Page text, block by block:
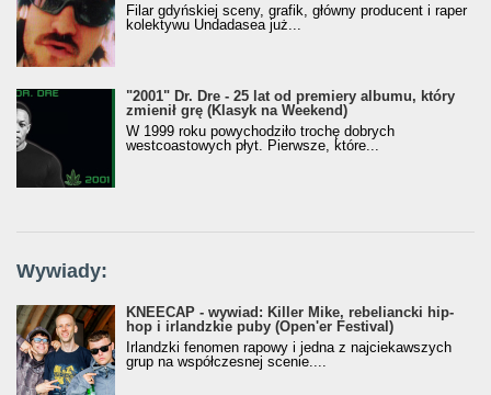
Filar gdyńskiej sceny, grafik, główny producent i raper
kolektywu Undadasea już...
"2001" Dr. Dre - 25 lat od premiery albumu, który
zmienił grę (Klasyk na Weekend)
W 1999 roku powychodziło trochę dobrych
westcoastowych płyt. Pierwsze, które...
Wywiady:
KNEECAP - wywiad: Killer Mike, rebeliancki hip-
hop i irlandzkie puby (Open'er Festival)
Irlandzki fenomen rapowy i jedna z najciekawszych
grup na współczesnej scenie....